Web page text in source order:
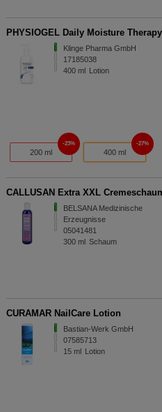
PHYSIOGEL Daily Moisture
Klinge Pharma GmbH
17185038
400 ml Lotion
200 ml
23%
400 ml
27%
CALLUSAN Extra XXL
BELSANA Medizinische
Erzeugnisse
05041481
300 ml Schaum
CURAMAR NailCare Lotion
Bastian-Werk GmbH
07585713
15 ml Lotion